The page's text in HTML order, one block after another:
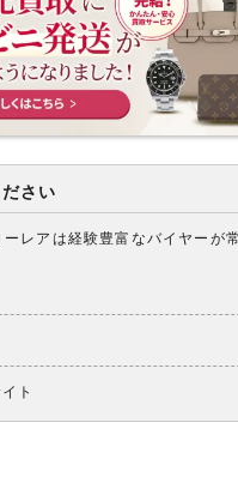
さい
レアは経験豊富なバイヤーが
ト